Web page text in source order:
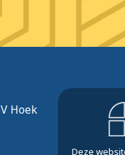
Hoek
Deze